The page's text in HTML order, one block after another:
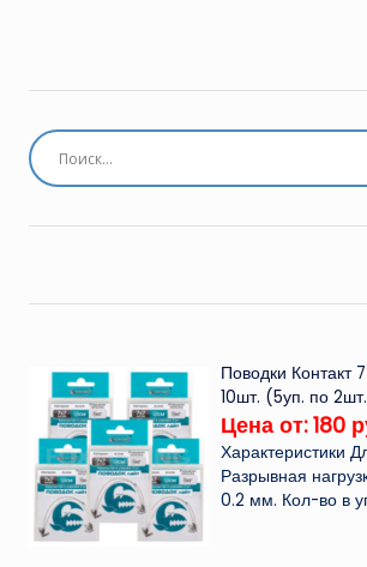
Поводки Контакт
10шт. (5уп. по
Цена от: 180
Характеристики
Разрывная
0.2 мм. Кол-во в